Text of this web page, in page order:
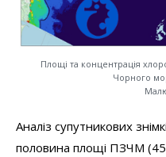
Площі та концентрація
Чорного
Аналіз супутникових
половина площі ПЗЧМ